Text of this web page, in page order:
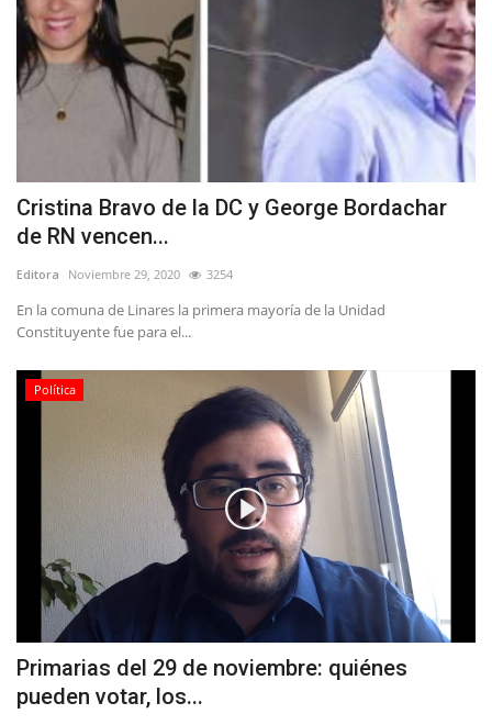
Cristina Bravo de la DC y George Bordachar
de RN vencen...
Editora Noviembre 29, 2020 3254
En la comuna de Linares la primera mayoría de la Unidad
Constituyente fue para el...
Política
Primarias del 29 de noviembre: quiénes
pueden votar, los...